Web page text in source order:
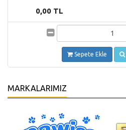
0,00 TL
Sepete Ekle
MARKALARIMIZ